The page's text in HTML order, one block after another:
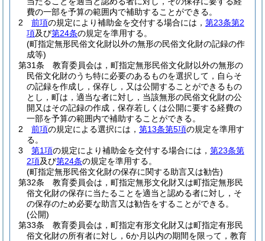
費の一部を予算の範囲内で補助することができる。
2
前項の規定により補助金を交付する場合には， 第23条第2
項及び第24条の規定を準用する。
(町指定無形民俗文化財以外の無形の民俗文化財の記録の作
成等)
第31条
教育委員会は，町指定無形民俗文化財以外の無形の
民俗文化財のうち特に必要のあるものを選択して，自らそ
の記録を作成し，保存し，又は公開することができるもの
とし，町は，適当な者に対し，当該無形の民俗文化財の公
開又はその記録の作成，保存若しくは公開に要する経費の
一部を予算の範囲内で補助することができる。
2
前項の規定による選択には， 第13条第5項の規定を準用す
る。
3
第1項の規定により補助金を交付する場合には， 第23条第
2項及び第24条の規定を準用する。
(町指定無形民俗文化財の保存に関する助言又は勧告)
第32条
教育委員会は，町指定無形文化財又は町指定無形民
俗文化財の保存に当たることを適当と認める者に対し，そ
の保存のため必要な助言又は勧告をすることができる。
(公開)
第33条
教育委員会は，町指定有形文化財又は町指定有形民
俗文化財の所有者に対し，6か月以内の期間を限って，教育